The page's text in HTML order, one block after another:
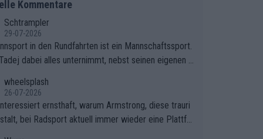
Kommentare
Schtrampler
29-07-2026
in den Rundfahrten ist ein Mannschaftssport.
dabei alles unternimmt, nebst seinen eigenen A
das ganze Team auch mental stark zu machen und
am Erfolg teilzuhaben, ist ihm ganz hoch anzurech
ist ein Zeichen weit über den Radsport hinaus.
wheelsplash
26-07-2026
ernsthaft, warum Armstrong, diese trauri
bei Radsport aktuell immer wieder eine Plattfo